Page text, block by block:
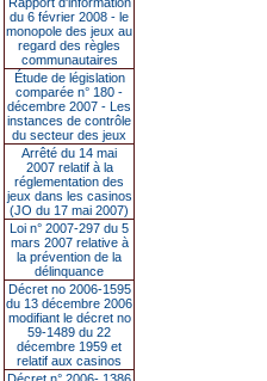
du 6 février 2008 - le
monopole des jeux au
regard des règles
communautaires
Étude de législation
comparée n° 180 -
décembre 2007 - Les
instances de contrôle
du secteur des jeux
Arrêté du 14 mai
2007 relatif à la
réglementation des
jeux dans les casinos
(JO du 17 mai 2007)
Loi n° 2007-297 du 5
mars 2007 relative à
la prévention de la
délinquance
Décret no 2006-1595
du 13 décembre 2006
modifiant le décret no
59-1489 du 22
décembre 1959 et
relatif aux casinos